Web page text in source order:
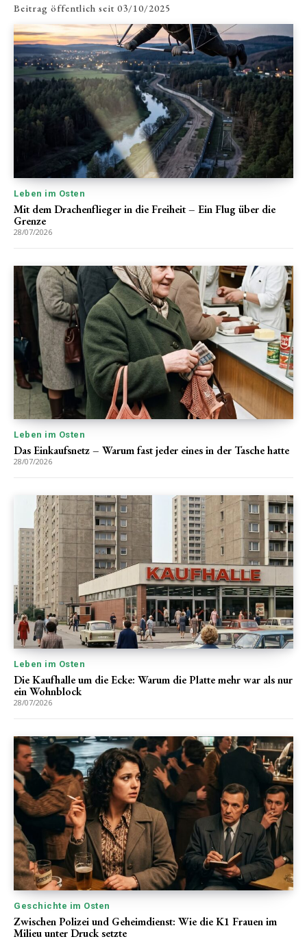
Beitrag öffentlich seit 03/10/2025
Leben im Osten
Mit dem Drachenflieger in die Freiheit – Ein Flug über die
Grenze
28/07/2026
Leben im Osten
Das Einkaufsnetz – Warum fast jeder eines in der Tasche hatte
28/07/2026
Leben im Osten
Die Kaufhalle um die Ecke: Warum die Platte mehr war als nur
ein Wohnblock
28/07/2026
Geschichte im Osten
Zwischen Polizei und Geheimdienst: Wie die K1 Frauen im
Milieu unter Druck setzte